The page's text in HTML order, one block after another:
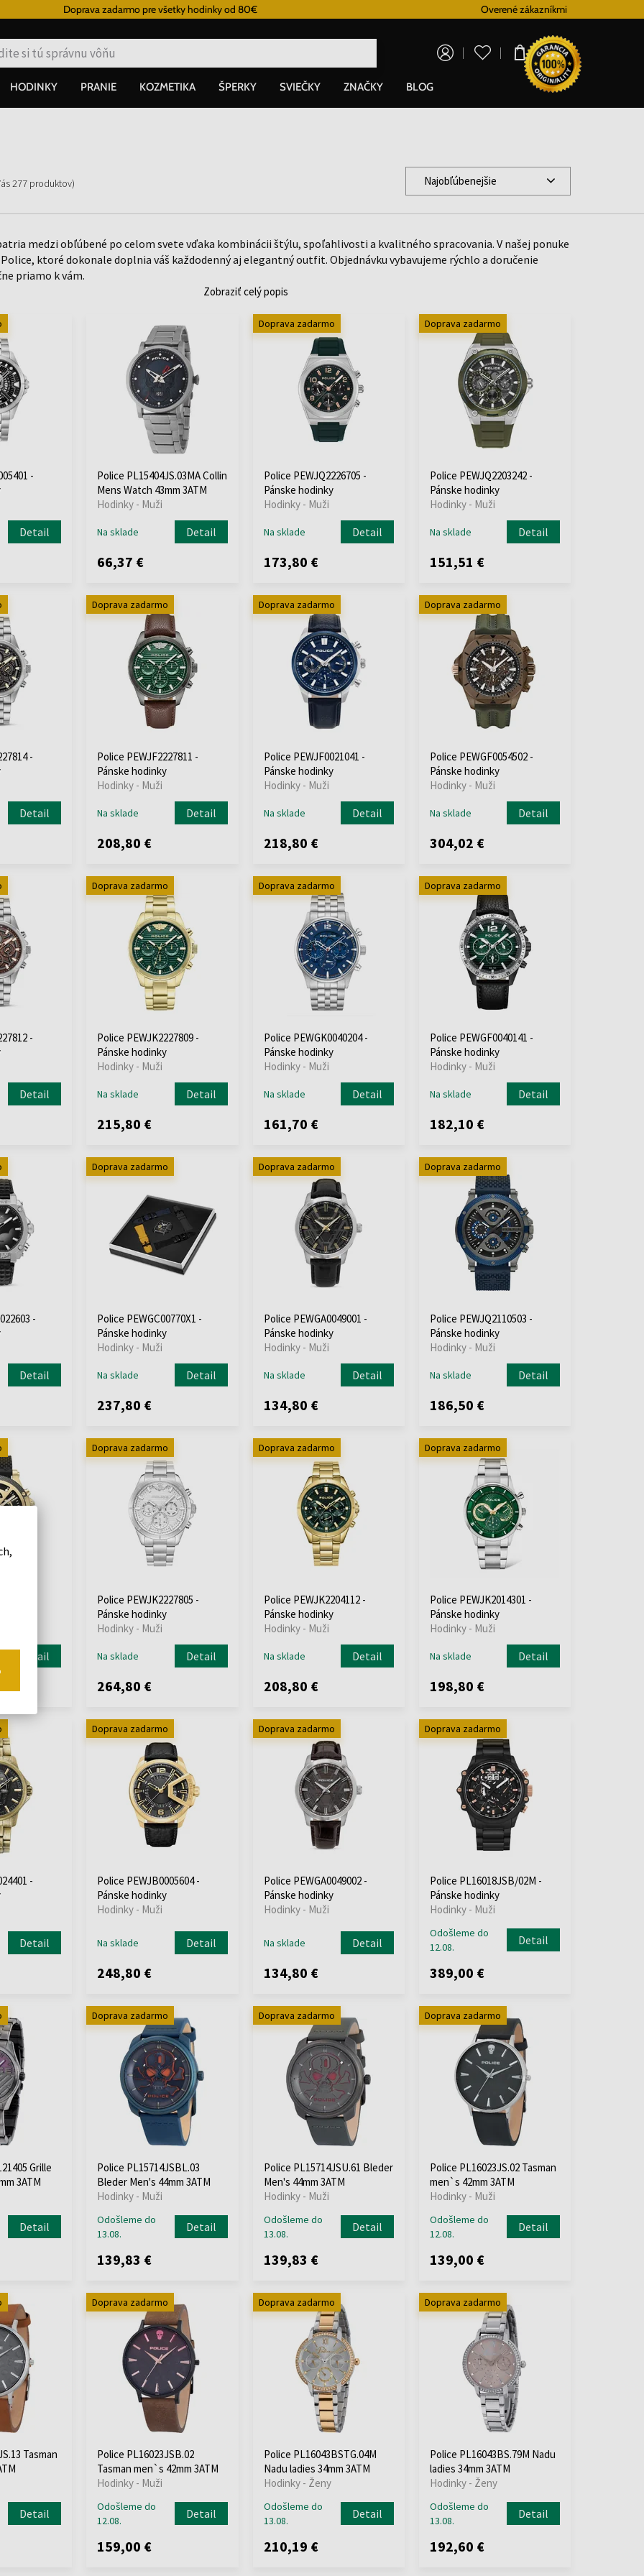
Doprava zadarmo pre všetky hodinky od 80€ Overené zákazníkmi
0,00 €
HODINKY PRANIE KOZMETIKA ŠPERKY SVIEČKY ZNAČKY BLOG
277 produktov) Najobľúbenejšie
medzi obľúbené po celom svete vďaka kombinácii štýlu, spoľahlivosti a kvalitného spracovania. V našej ponuke
Police, ktoré dokonale doplnia váš každodenný aj elegantný outfit. Objednávku vybavujeme rýchlo a doručenie
priamo k vám.
Zobraziť celý popis
-
Detail
Police PL15404JS.03MA Collin
Mens Watch 43mm 3ATM
Hodinky - Muži
Na sklade Detail
66,37 €
Doprava zadarmo
Police PEWJQ2226705 -
Pánske hodinky
Hodinky - Muži
Na sklade Detail
173,80 €
Doprava zadarmo
Police PEWJQ2203242 -
Pánske hodinky
Hodinky - Muži
Na sklade Detail
151,51 €
-
Detail
Doprava zadarmo
Police PEWJF2227811 -
Pánske hodinky
Hodinky - Muži
Na sklade Detail
208,80 €
Doprava zadarmo
Police PEWJF0021041 -
Pánske hodinky
Hodinky - Muži
Na sklade Detail
218,80 €
Doprava zadarmo
Police PEWGF0054502 -
Pánske hodinky
Hodinky - Muži
Na sklade Detail
304,02 €
-
Detail
Doprava zadarmo
Police PEWJK2227809 -
Pánske hodinky
Hodinky - Muži
Na sklade Detail
215,80 €
Doprava zadarmo
Police PEWGK0040204 -
Pánske hodinky
Hodinky - Muži
Na sklade Detail
161,70 €
Doprava zadarmo
Police PEWGF0040141 -
Pánske hodinky
Hodinky - Muži
Na sklade Detail
182,10 €
-
Detail
Doprava zadarmo
Police PEWGC00770X1 -
Pánske hodinky
Hodinky - Muži
Na sklade Detail
237,80 €
Doprava zadarmo
Police PEWGA0049001 -
Pánske hodinky
Hodinky - Muži
Na sklade Detail
134,80 €
Doprava zadarmo
Police PEWJQ2110503 -
Pánske hodinky
Hodinky - Muži
Na sklade Detail
186,50 €
-
Detail
Doprava zadarmo
Police PEWJK2227805 -
Pánske hodinky
Hodinky - Muži
Na sklade Detail
264,80 €
Doprava zadarmo
Police PEWJK2204112 -
Pánske hodinky
Hodinky - Muži
Na sklade Detail
208,80 €
Doprava zadarmo
Police PEWJK2014301 -
Pánske hodinky
Hodinky - Muži
Na sklade Detail
198,80 €
-
Detail
Doprava zadarmo
Police PEWJB0005604 -
Pánske hodinky
Hodinky - Muži
Na sklade Detail
248,80 €
Doprava zadarmo
Police PEWGA0049002 -
Pánske hodinky
Hodinky - Muži
Na sklade Detail
134,80 €
Doprava zadarmo
Police PL16018JSB/02M -
Pánske hodinky
Hodinky - Muži
Odošleme do
12.08.
Detail
389,00 €
Grille
3ATM
Detail
Doprava zadarmo
Police PL15714JSBL.03
Bleder Men's 44mm 3ATM
Hodinky - Muži
Odošleme do
13.08.
Detail
139,83 €
Doprava zadarmo
Police PL15714JSU.61 Bleder
Men's 44mm 3ATM
Hodinky - Muži
Odošleme do
13.08.
Detail
139,83 €
Doprava zadarmo
Police PL16023JS.02 Tasman
men`s 42mm 3ATM
Hodinky - Muži
Odošleme do
12.08.
Detail
139,00 €
Tasman
Detail
Doprava zadarmo
Police PL16023JSB.02
Tasman men`s 42mm 3ATM
Hodinky - Muži
Odošleme do
12.08.
Detail
159,00 €
Doprava zadarmo
Police PL16043BSTG.04M
Nadu ladies 34mm 3ATM
Hodinky - Ženy
Odošleme do
13.08.
Detail
210,19 €
Doprava zadarmo
Police PL16043BS.79M Nadu
ladies 34mm 3ATM
Hodinky - Ženy
Odošleme do
13.08.
Detail
192,60 €